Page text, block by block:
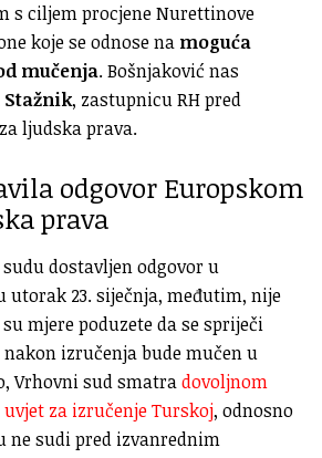
s ciljem procjene Nurettinove
koje se odnose na moguća
mučenja. Bošnjaković nas
Stažnik, zastupnicu RH pred
ljudska prava.
odgovor Europskom
prava
sudu dostavljen odgovor u
utorak 23. siječnja, međutim, nije
mjere poduzete da se spriječi
izručenja bude mučen u
Vrhovni sud smatradovoljnom
za izručenje Turskoj, odnosno
ne sudi pred izvanrednim